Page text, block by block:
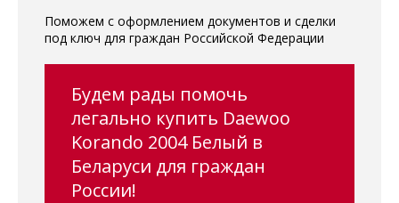
Поможем с оформлением документов и сделки
под ключ для граждан Российской Федерации
Будем рады помочь
легально купить Daewoo
Korando 2004 Белый в
Беларуси для граждан
России!